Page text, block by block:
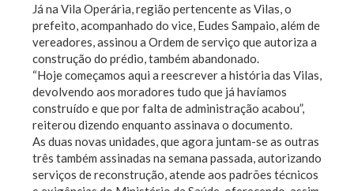
Já na Vila Operária, região pertencente as Vilas, o
prefeito, acompanhado do vice, Eudes Sampaio, além de
vereadores, assinou a Ordem de serviço que autoriza a
construção do prédio, também abandonado.
“Hoje começamos aqui a reescrever a história das Vilas,
devolvendo aos moradores tudo que já havíamos
construído e que por falta de administração acabou”,
reiterou dizendo enquanto assinava o documento.
As duas novas unidades, que agora juntam-se as outras
três também assinadas na semana passada, autorizando
serviços de reconstrução, atende aos padrões técnicos